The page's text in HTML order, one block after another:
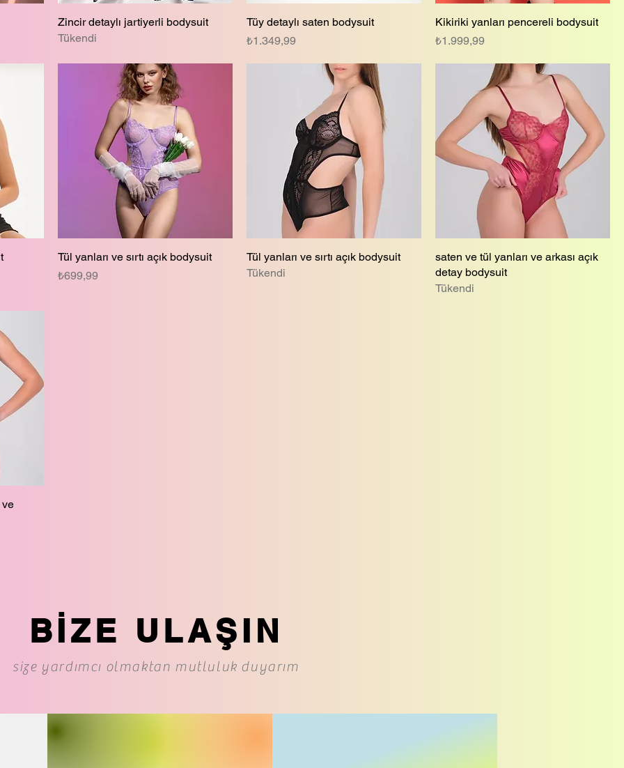
Zincir detaylı jartiyerli bodysuit
Tükendi
Tüy detaylı saten bodysuit
Fiyat
₺1.349,99
Kikiriki yanları pencereli bodysuit
Fiyat
₺1.999,99
Tül yanları ve sırtı açık bodysuit
Fiyat
₺699,99
Tül yanları ve sırtı açık bodysuit
Tükendi
saten ve tül yanları ve arkası açık
detay bodysuit
Tükendi
ve
BİZE ULAŞIN
size yardımcı olmaktan mutluluk duyarım